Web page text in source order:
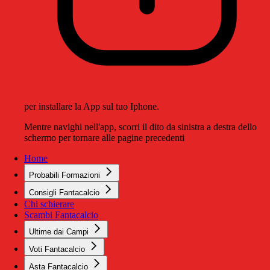
per installare la App sul tuo Iphone.
Mentre navighi nell'app, scorri il dito da sinistra a destra dello
schermo per tornare alle pagine precedenti
Home
Probabili Formazioni
Consigli Fantacalcio
Chi schierare
Scambi Fantacalcio
Ultime dai Campi
Voti Fantacalcio
Asta Fantacalcio